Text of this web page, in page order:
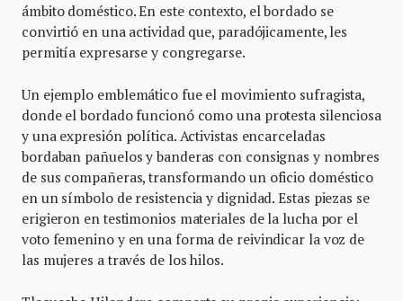
ámbito doméstico. En este contexto, el bordado se
convirtió en una actividad que, paradójicamente, les
permitía expresarse y congregarse.
Un ejemplo emblemático fue el movimiento sufragista,
donde el bordado funcionó como una protesta silenciosa
y una expresión política. Activistas encarceladas
bordaban pañuelos y banderas con consignas y nombres
de sus compañeras, transformando un oficio doméstico
en un símbolo de resistencia y dignidad. Estas piezas se
erigieron en testimonios materiales de la lucha por el
voto femenino y en una forma de reivindicar la voz de
las mujeres a través de los hilos.